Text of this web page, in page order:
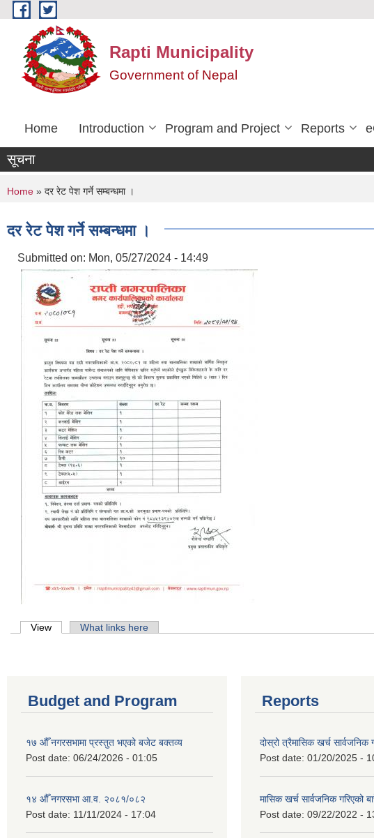
Skip to main content
Rapti Municipality
Government of Nepal
Home Introduction Program and Project Reports
सूचना
You are here
Home » दर रेट पेश गर्ने सम्बन्धमा ।
दर रेट पेश गर्ने सम्बन्धमा ।
Submitted on: Mon, 05/27/2024 - 14:49
Primary tabs
View (active tab)What links here
Budget and Program
१७ औँ नगरसभामा प्रस्तुत भएको बजेट बक्तव्य
Post date: 06/24/2026 - 01:05
१४ औँ नगरसभा आ.व. २०८१/०८२
Post date: 11/11/2024 - 17:04
Reports
दोस्रो त्रैमासिक खर्च सार्वजनिक
Post date: 01/20/2025 -
मासिक खर्च सार्वजनिक गरिएको
Post date: 09/22/2022 -